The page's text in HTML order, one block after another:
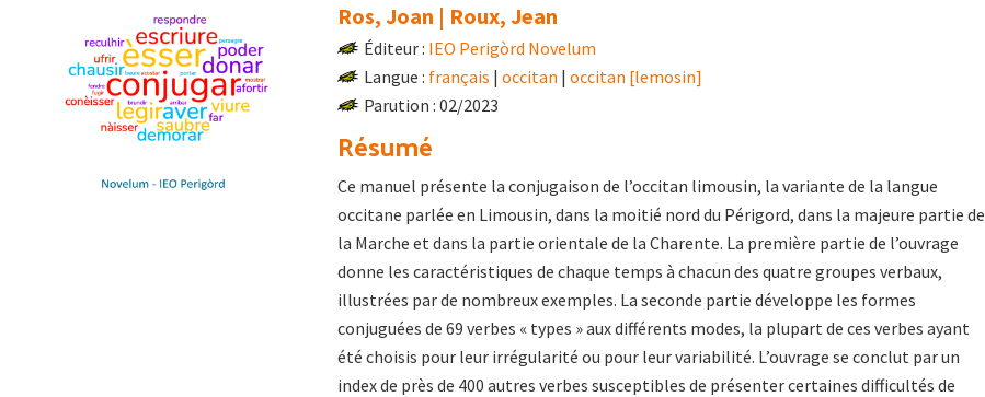
Ros, Joan | Roux, Jean
Éditeur : IEO Perigòrd Novelum
Langue : français | occitan | occitan [lemosin]
Parution : 02/2023
Résumé
Ce manuel présente la conjugaison de l’occitan limousin, la variante de la langue
occitane parlée en Limousin, dans la moitié nord du Périgord, dans la majeure partie de
la Marche et dans la partie orientale de la Charente. La première partie de l’ouvrage
donne les caractéristiques de chaque temps à chacun des quatre groupes verbaux,
illustrées par de nombreux exemples. La seconde partie développe les formes
conjuguées de 69 verbes « types » aux différents modes, la plupart de ces verbes ayant
été choisis pour leur irrégularité ou pour leur variabilité. L’ouvrage se conclut par un
index de près de 400 autres verbes susceptibles de présenter certaines difficultés de